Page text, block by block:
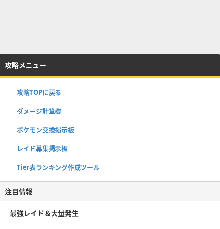
攻略メニュー
攻略TOPに戻る
ダメージ計算機
ポケモン交換掲示板
レイド募集掲示板
Tier表ランキング作成ツール
注目情報
最強レイド＆大量発生